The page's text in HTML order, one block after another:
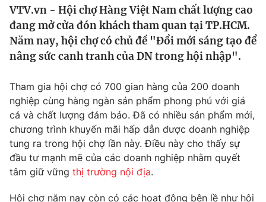
Thế giới
Tin tức
Thế giới đó đây
Câu chuyện quốc tế
Kinh tế
Thị trường
Góc doanh nghiệp
Dữ liệu và đời sống
Truyền hình
Phim VTV
Hậu trường
Giải trí
Điện ảnh
Âm nhạc
VTV.vn - Hội chợ Hàng Việt Nam chất lượng cao
đang mở cửa đón khách tham quan tại TP.HCM.
Năm nay, hội chợ có chủ đề "Đổi mới sáng tạo để
nâng sức canh tranh của DN trong hội nhập".
Tham gia hội chợ có 700 gian hàng của 200 doanh
nghiệp cùng hàng ngàn sản phẩm phong phú với giá
cả và chất lượng đảm bảo. Đã có nhiều sản phẩm mới,
chương trình khuyến mãi hấp dẫn được doanh nghiệp
tung ra trong hội chợ lần này. Điều này cho thấy sự
đầu tư mạnh mẽ của các doanh nghiệp nhằm quyết
tâm giữ vững thị trường nội địa.
Hội chợ năm nay còn có các hoạt động bên lề như hội